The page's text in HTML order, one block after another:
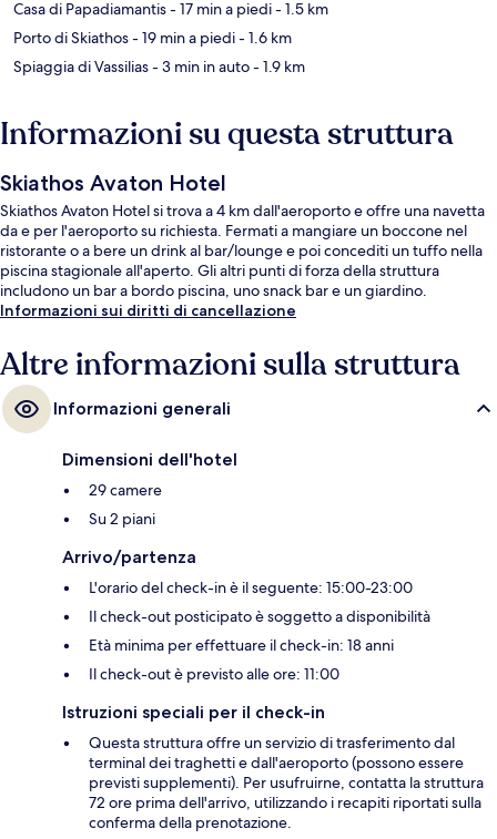
Casa di Papadiamantis- 17 min a piedi- 1.5 km
Porto di Skiathos- 19 min a piedi- 1.6 km
Spiaggia di Vassilias- 3 min in auto- 1.9 km
Informazioni su questa struttura
Skiathos Avaton Hotel
Skiathos Avaton Hotel si trova a 4 km dall'aeroporto e offre una navetta
da e per l'aeroporto su richiesta. Fermati a mangiare un boccone nel
ristorante o a bere un drink al bar/lounge e poi concediti un tuffo nella
piscina stagionale all'aperto. Gli altri punti di forza della struttura
includono un bar a bordo piscina, uno snack bar e un giardino.
Informazioni sui diritti di cancellazione
Altre informazioni sulla struttura
Informazioni generali
Dimensioni dell'hotel
29 camere
Su 2 piani
Arrivo/partenza
L'orario del check-in è il seguente: 15:00-23:00
Il check-out posticipato è soggetto a disponibilità
Età minima per effettuare il check-in: 18 anni
Il check-out è previsto alle ore: 11:00
Istruzioni speciali per il check-in
Questa struttura offre un servizio di trasferimento dal
terminal dei traghetti e dall'aeroporto (possono essere
previsti supplementi). Per usufruirne, contatta la struttura
72 ore prima dell'arrivo, utilizzando i recapiti riportati sulla
conferma della prenotazione.